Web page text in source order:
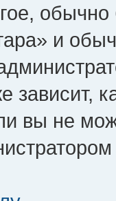
и
зависит,
вы не